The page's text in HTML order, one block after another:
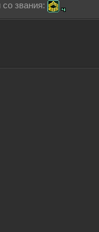
звания: